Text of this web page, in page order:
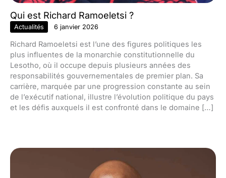
Qui est Richard Ramoeletsi ?
Actualités 6 janvier 2026
Richard Ramoeletsi est l’une des figures politiques les
plus influentes de la monarchie constitutionnelle du
Lesotho, où il occupe depuis plusieurs années des
responsabilités gouvernementales de premier plan. Sa
carrière, marquée par une progression constante au sein
de l’exécutif national, illustre l’évolution politique du pays
et les défis auxquels il est confronté dans le domaine […]